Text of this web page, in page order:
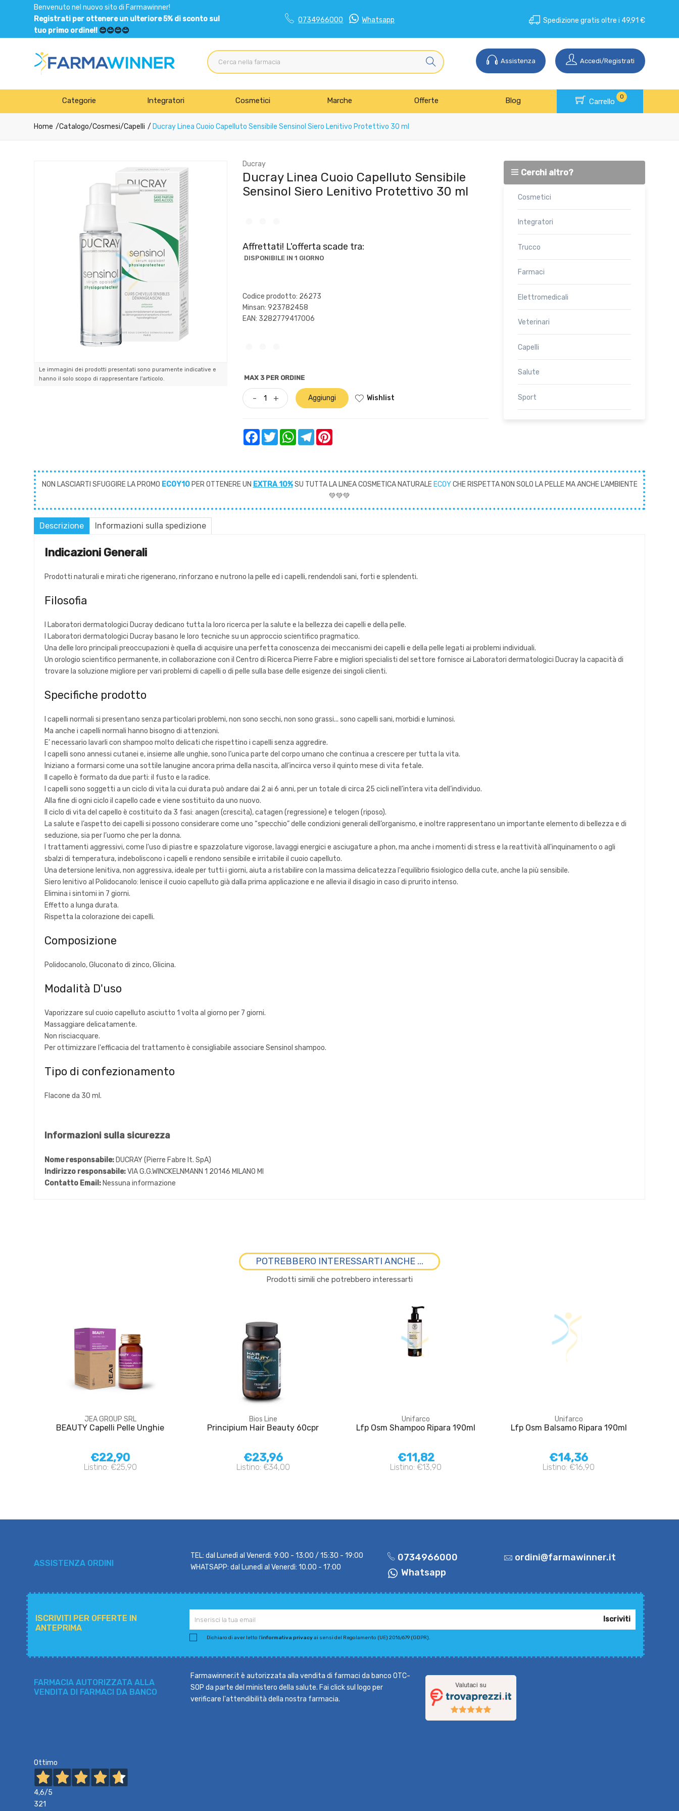
Benvenuto nel nuovo sito di Farmawinner!
Registrati per ottenere un ulteriore 5% di sconto sul
tuo primo ordine!! 😊😊😊😊
0734966000 Whatsapp Spedizione gratis oltre i 49,91 €
Assistenza Accedi/Registrati
Categorie Integratori Cosmetici Marche Offerte Blog Carrello
0
Home Catalogo/Cosmesi/Capelli Ducray Linea Cuoio Capelluto Sensibile Sensinol Siero Lenitivo Protettivo 30 ml
Le immagini dei prodotti presentati sono puramente indicative e
hanno il solo scopo di rappresentare l'articolo.
Ducray
Ducray Linea Cuoio Capelluto Sensibile
Sensinol Siero Lenitivo Protettivo 30 ml
Affrettati! L'offerta scade tra:
DISPONIBILE IN 1 GIORNO
Codice prodotto: 26273
Minsan:923782458
EAN: 3282779417006
MAX 3 PER ORDINE
- + Aggiungi Wishlist
FacebookTwitter WhatsAppTelegram
Cerchi altro?
Cosmetici
Integratori
Trucco
Farmaci
Elettromedicali
Veterinari
Capelli
Salute
Sport
NON LASCIARTI SFUGGIRE LA PROMO ECOY10PER OTTENERE UN EXTRA 10%SU TUTTA LA LINEA COSMETICA NATURALE ECOYCHE RISPETTA NON SOLO LA PELLE MA ANCHE L'AMBIENTE
💚💚💚
Descrizione Informazioni sulla spedizione
Indicazioni Generali
Prodotti naturali e mirati che rigenerano, rinforzano e nutrono la pelle ed i capelli, rendendoli sani, forti e splendenti.
Filosofia
I Laboratori dermatologici Ducray dedicano tutta la loro ricerca per la salute e la bellezza dei capelli e della pelle.
I Laboratori dermatologici Ducray basano le loro tecniche su un approccio scientifico pragmatico.
Una delle loro principali preoccupazioni è quella di acquisire una perfetta conoscenza dei meccanismi dei capelli e della pelle legati ai problemi individuali.
Un orologio scientifico permanente, in collaborazione con il Centro di Ricerca Pierre Fabre e migliori specialisti del settore fornisce ai Laboratori dermatologici Ducray la capacità di
trovare la soluzione migliore per vari problemi di capelli o di pelle sulla base delle esigenze dei singoli clienti.
Specifiche prodotto
I capelli normali si presentano senza particolari problemi, non sono secchi, non sono grassi... sono capelli sani, morbidi e luminosi.
Ma anche i capelli normali hanno bisogno di attenzioni.
E’ necessario lavarli con shampoo molto delicati che rispettino i capelli senza aggredire.
I capelli sono annessi cutanei e, insieme alle unghie, sono l’unica parte del corpo umano che continua a crescere per tutta la vita.
Iniziano a formarsi come una sottile lanugine ancora prima della nascita, all’incirca verso il quinto mese di vita fetale.
Il capello è formato da due parti: il fusto e la radice.
I capelli sono soggetti a un ciclo di vita la cui durata può andare dai 2 ai 6 anni, per un totale di circa 25 cicli nell’intera vita dell’individuo.
Alla fine di ogni ciclo il capello cade e viene sostituito da uno nuovo.
Il ciclo di vita del capello è costituito da 3 fasi: anagen (crescita), catagen (regressione) e telogen (riposo).
La salute e l’aspetto dei capelli si possono considerare come uno “specchio” delle condizioni generali dell’organismo, e inoltre rappresentano un importante elemento di bellezza e di
seduzione, sia per l’uomo che per la donna.
I trattamenti aggressivi, come l'uso di piastre e spazzolature vigorose, lavaggi energici e asciugature a phon, ma anche i momenti di stress e la reattività all'inquinamento o agli
sbalzi di temperatura, indeboliscono i capelli e rendono sensibile e irritabile il cuoio capelluto.
Una detersione lenitiva, non aggressiva, ideale per tutti i giorni, aiuta a ristabilire con la massima delicatezza l'equilibrio fisiologico della cute, anche la più sensibile.
Siero lenitivo al Polidocanolo: lenisce il cuoio capelluto già dalla prima applicazione e ne allevia il disagio in caso di prurito intenso.
Elimina i sintomi in 7 giorni.
Effetto a lunga durata.
Rispetta la colorazione dei capelli.
Composizione
Polidocanolo, Gluconato di zinco, Glicina.
Modalità D'uso
Vaporizzare sul cuoio capelluto asciutto 1 volta al giorno per 7 giorni.
Massaggiare delicatamente.
Non risciacquare.
Per ottimizzare l'efficacia del trattamento è consigliabile associare Sensinol shampoo.
Tipo di confezionamento
Flacone da 30 ml.
Informazioni sulla sicurezza
Nome responsabile: DUCRAY (Pierre Fabre It. SpA)
Indirizzo responsabile:VIA G.G.WINCKELNMANN 1 20146 MILANO MI
Contatto Email: Nessuna informazione
POTREBBERO INTERESSARTI ANCHE ...
Prodotti simili che potrebbero interessarti
JEA GROUP SRL
BEAUTY Capelli Pelle Unghie
€22,90
Listino: €25,90
Bios Line
Principium Hair Beauty 60cpr
€23,96
Listino: €34,00
Unifarco
Lfp Osm Shampoo Ripara 190ml
€11,82
Listino: €13,90
Unifarco
Lfp Osm Balsamo Ripara 190ml
€14,36
Listino: €16,90
ASSISTENZA ORDINI
TEL: dal Lunedì al Venerdì: 9:00 - 13:00 / 15:30 - 19:00
WHATSAPP: dal Lunedì al Venerdì: 10.00 - 17:00
0734966000
Whatsapp
ordini@farmawinner.it
ISCRIVITI PER OFFERTE IN
ANTEPRIMA
Iscriviti
Dichiaro di aver letto l'informativa privacyai sensi del Regolamento (UE) 2016/679 (GDPR).
FARMACIA AUTORIZZATA ALLA
VENDITA DI FARMACI DA BANCO
Farmawinner.it è autorizzata alla vendita di farmaci da banco OTC-
SOP da parte del ministero della salute. Fai click sul logo per
verificare l'attendibilità della nostra farmacia.
Ottimo
4,6/5
321